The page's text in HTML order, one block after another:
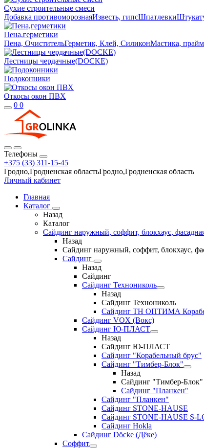
Сухие строительные смеси
Добавка противоморознаяИзвесть, гипсШпатлевки
Пена,герметики
Пена, ОчистительГерметик, Клей, СиликонМастика,
Лестницы чердачные(DOCKE)
Подоконники
Откосы окон ПВХ
0 0
Телефоны
+375 (33) 311-15-45
Гродно,Гродненская областьГродно,Гродненская область
Личный кабинет
Главная
Каталог
Назад
Каталог
Сайдинг наружный, соффит, блокхаус,
Назад
Сайдинг наружный, соффит, блокхаус,
Сайдинг
Назад
Сайдинг
Сайдинг Технониколь
Назад
Сайдинг Технониколь
Сайдинг ТН ОПТИМА
Сайдинг VOX (Вокс)
Сайдинг Ю-ПЛАСТ
Назад
Сайдинг Ю-ПЛАСТ
Сайдинг "Корабельный брус"
Сайдинг "Тимбер-Блок"
Назад
Сайдинг "Тимбер-Блок"
Сайдинг "Планкен"
Сайдинг "Планкен"
Сайдинг STONE-HAUSE
Сайдинг STONE-HAUSE S-
Сайдинг Hokla
Сайдинг Döcke (Дёке)
Соффит